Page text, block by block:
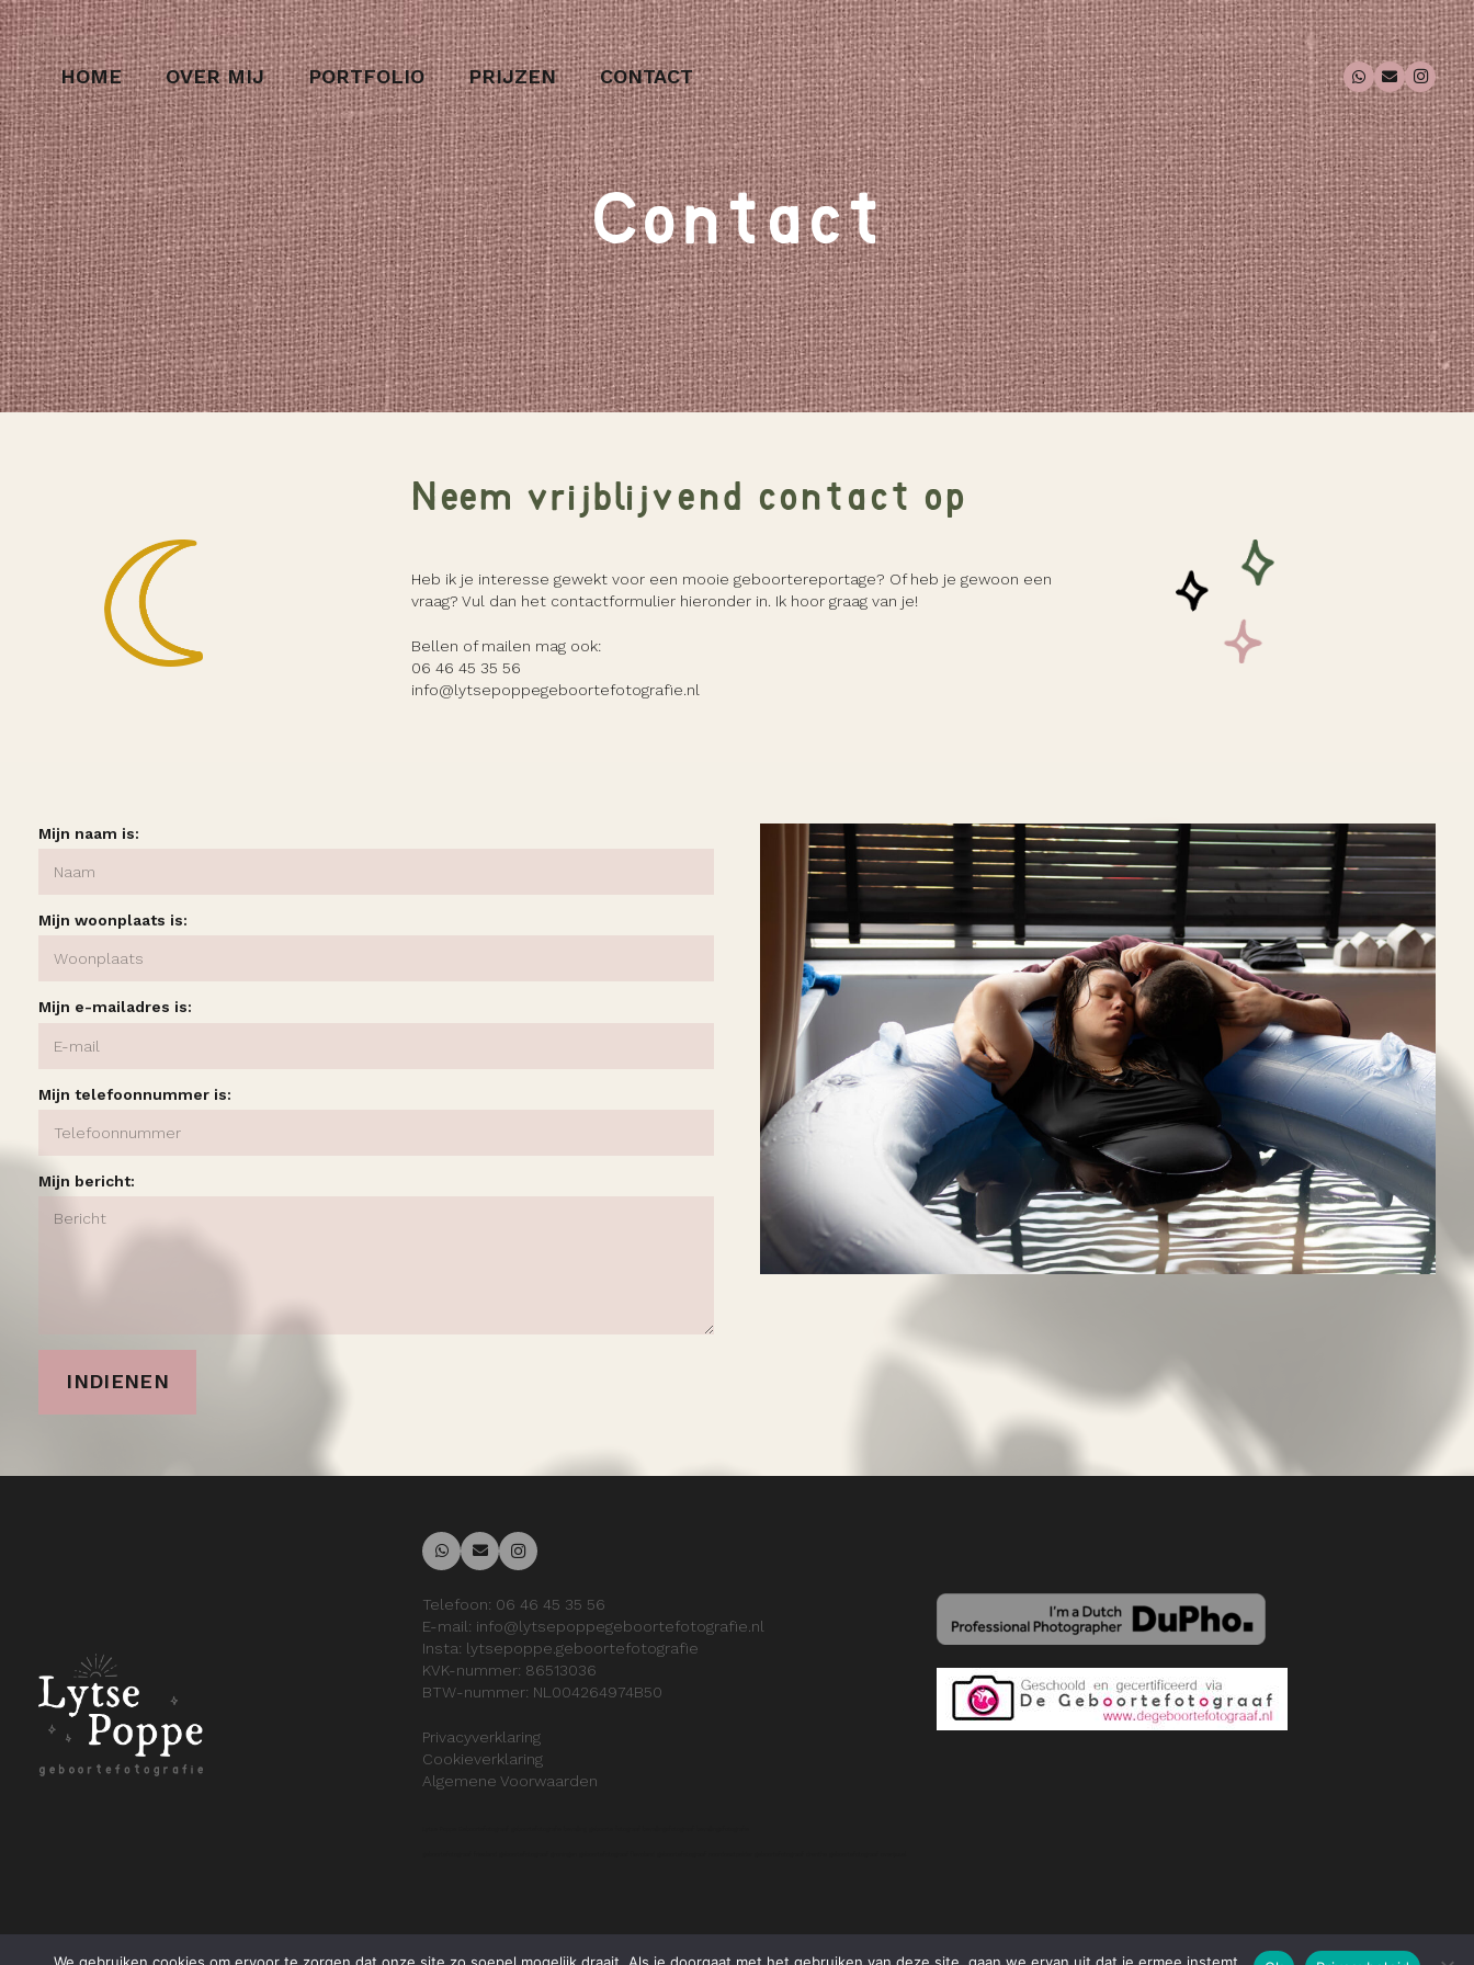
HOME OVER MIJ PORTFOLIO PRIJZEN CONTACT
Contact
Neem vrijblijvend contact op
Heb ik je interesse gewekt voor een mooie geboortereportage? Of heb je gewoon een
vraag? Vul dan het contactformulier hieronder in. Ik hoor graag van je!
Bellen of mailen mag ook:
06 46 45 35 56
info@lytsepoppegeboortefotografie.nl
Mijn naam is:
Mijn woonplaats is:
Mijn e-mailadres is:
Mijn telefoonnummer is:
Mijn bericht:
INDIENEN
Telefoon: 06 46 45 35 56
E-mail: info@lytsepoppegeboortefotografie.nl
Insta: lytsepoppe.geboortefotografie
KVK-nummer: 86513036
BTW-nummer: NL004264974B50
Privacyverklaring
Cookieverklaring
Algemene Voorwaarden